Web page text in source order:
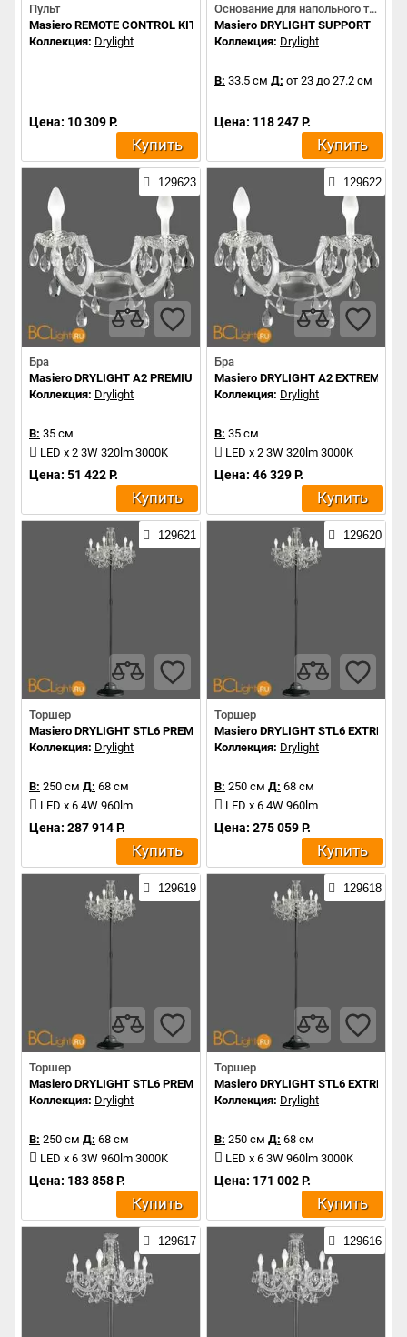
Пульт
Masiero REMOTE CONTROL KIT
Коллекция: Drylight
Цена: 10 309 Р.
Купить
Основание для напольного торшера
Masiero DRYLIGHT SUPPORT
Коллекция: Drylight
В: 33.5 см Д: от 23 до 27.2 см
Цена: 118 247 Р.
Купить
129623
Бра
Masiero DRYLIGHT A2 PREMIUM
Коллекция: Drylight
В: 35 см
LED x 2 3W 320lm 3000K
Цена: 51 422 Р.
Купить
129622
Бра
Masiero DRYLIGHT A2 EXTREME
Коллекция: Drylight
В: 35 см
LED x 2 3W 320lm 3000K
Цена: 46 329 Р.
Купить
129621
Торшер
Masiero DRYLIGHT STL6 PREMIUM RGBW
Коллекция: Drylight
В: 250 см Д: 68 см
LED x 6 4W 960lm
Цена: 287 914 Р.
Купить
129620
Торшер
Masiero DRYLIGHT STL6 EXTREME
Коллекция: Drylight
В: 250 см Д: 68 см
LED x 6 4W 960lm
Цена: 275 059 Р.
Купить
129619
Торшер
Masiero DRYLIGHT STL6 PREMIUM
Коллекция: Drylight
В: 250 см Д: 68 см
LED x 6 3W 960lm 3000K
Цена: 183 858 Р.
Купить
129618
Торшер
Masiero DRYLIGHT STL6 EXTREME
Коллекция: Drylight
В: 250 см Д: 68 см
LED x 6 3W 960lm 3000K
Цена: 171 002 Р.
Купить
129617 129616